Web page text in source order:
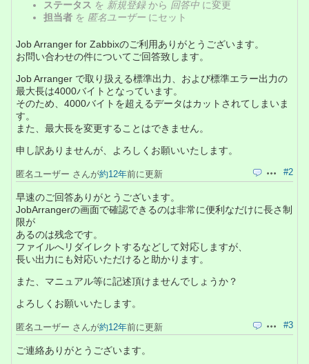
ステータス を 新規登録から 回答中 に変更
担当者 を 匿名ユーザー にセット
Job Arranger for Zabbixのご利用ありがとうございます。
お問い合わせの件についてご回答致します。
Job Arranger で取り扱える標準出力、および標準エラー出力の
最大長は4000バイトとなっています。
そのため、4000バイトを超えるデータはカットされてしまいま
す。
また、最大長を変更することはできません。
申し訳ありませんが、よろしくお願いいたします。
引用 操作#2
匿名ユーザー さんが約12年前に更新
早速のご回答ありがとうございます。
JobArrangerの画面で確認できるのは非常に便利なだけに長さ制
限が
あるのは残念です。
ファイルへリダイレクトするなどして対応しますが、
長い出力にも対応いただけると助かります。
また、マニュアル等に記述頂けませんでしょうか？
よろしくお願いいたします。
引用 操作#3
匿名ユーザー さんが約12年前に更新
ご連絡ありがとうございます。